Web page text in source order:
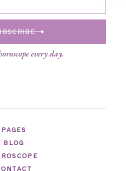
every day.
PAGES
BLOG